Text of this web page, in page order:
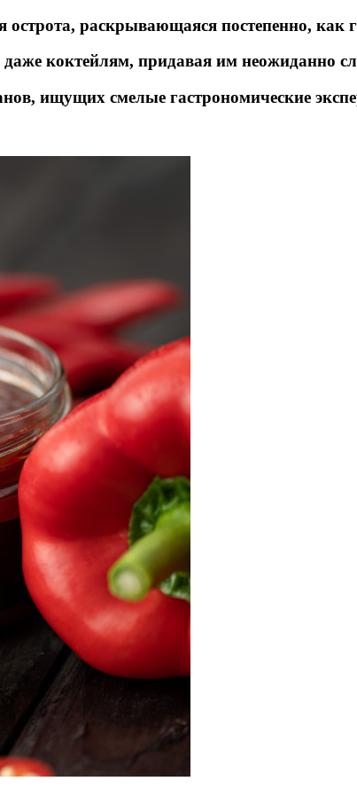
острота, раскрывающаяся постепенно,
даже коктейлям, придавая им неожиданно
ищущих смелые гастрономические